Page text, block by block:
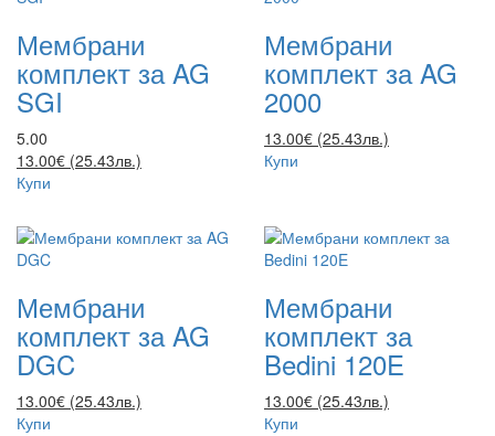
Мембрани
комплект за AG
SGI
5.00
13.00€ (25.43лв.)
Купи
Мембрани
комплект за AG
2000
13.00€ (25.43лв.)
Купи
Мембрани
комплект за AG
DGC
13.00€ (25.43лв.)
Купи
Мембрани
комплект за
Bedini 120E
13.00€ (25.43лв.)
Купи